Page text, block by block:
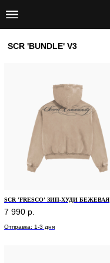
SCR 'BUNDLE' V3
SCR 'FRESCO' ЗИП-ХУДИ БЕЖЕВАЯ
7 990 р.
Отправка: 1-3 дня